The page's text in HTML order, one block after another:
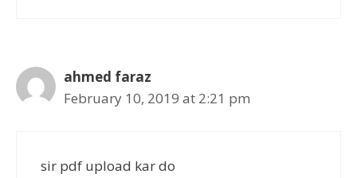
ahmed faraz
February 10, 2019 at 2:21 pm
sir pdf upload kar do